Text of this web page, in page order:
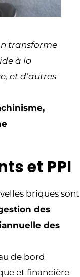
transforme
à la
et d’autres
et PPI
briques sont
des
des
de bord
et financière